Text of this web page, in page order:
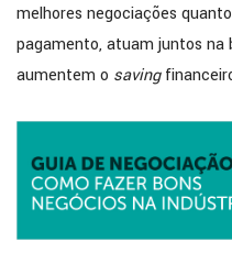
melhores negociações
pagamento, atuam juntos na
aumentem o saving